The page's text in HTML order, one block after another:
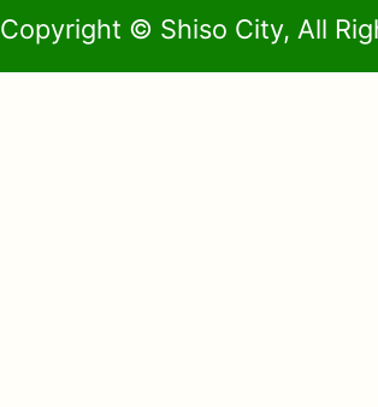
Copyright © Shiso City, All